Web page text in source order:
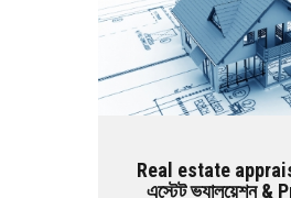
Real estate
এস্টেট ভ্যালুয়েশন &